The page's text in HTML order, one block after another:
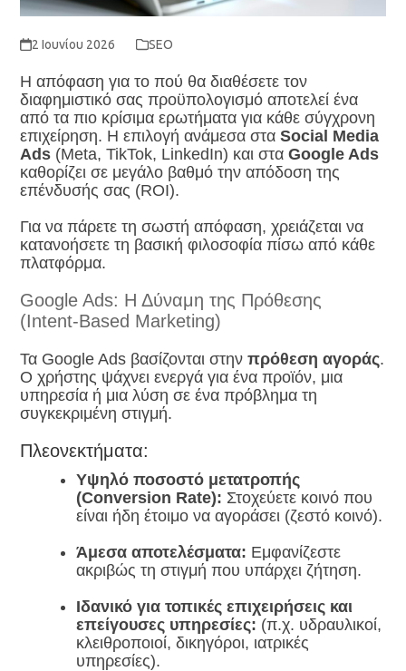
2 Ιουνίου 2026 SEO
Η απόφαση για το πού θα διαθέσετε τον
διαφημιστικό σας προϋπολογισμό αποτελεί ένα
από τα πιο κρίσιμα ερωτήματα για κάθε σύγχρονη
επιχείρηση. Η επιλογή ανάμεσα σταSocial Media
Ads (Meta, TikTok, LinkedIn) και σταGoogle Ads
καθορίζει σε μεγάλο βαθμό την απόδοση της
επένδυσής σας (ROI).
Για να πάρετε τη σωστή απόφαση, χρειάζεται να
κατανοήσετε τη βασική φιλοσοφία πίσω από κάθε
πλατφόρμα.
Google Ads: Η Δύναμη της Πρόθεσης
(Intent-Based Marketing)
Τα Google Ads βασίζονται στηνπρόθεση αγοράς.
Ο χρήστης ψάχνει ενεργά για ένα προϊόν, μια
υπηρεσία ή μια λύση σε ένα πρόβλημα τη
συγκεκριμένη στιγμή.
Πλεονεκτήματα:
Υψηλό ποσοστό μετατροπής
(Conversion Rate): Στοχεύετε κοινό που
είναι ήδη έτοιμο να αγοράσει (ζεστό κοινό).
Άμεσα αποτελέσματα: Εμφανίζεστε
ακριβώς τη στιγμή που υπάρχει ζήτηση.
Ιδανικό για τοπικές επιχειρήσεις και
επείγουσες υπηρεσίες: (π.χ. υδραυλικοί,
κλειθροποιοί, δικηγόροι, ιατρικές
υπηρεσίες).